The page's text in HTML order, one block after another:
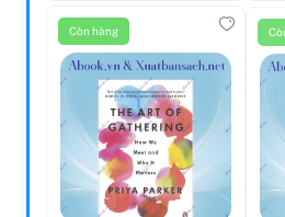
Còn hàng